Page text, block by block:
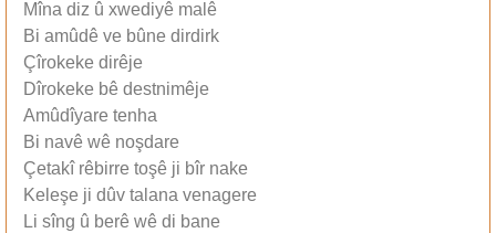
Mîna diz û xwediyê malê
Bi amûdê ve bûne dirdirk
Çîrokeke dirêje
Dîrokeke bê destnimêje
Amûdîyare tenha
Bi navê wê noşdare
Çetakî rêbirre toşê ji bîr nake
Keleşe ji dûv talana venagere
Li sîng û berê wê di bane